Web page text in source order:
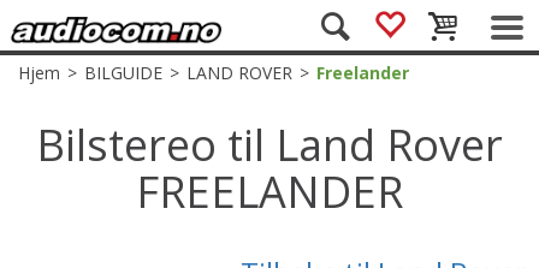
Hjem>BILGUIDE>LAND ROVER>Freelander
Bilstereo til Land Rover
FREELANDER